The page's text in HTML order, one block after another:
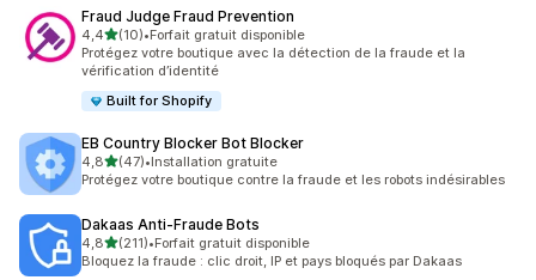
Fraud Judge Fraud Prevention
4,4étoile(s) sur 5
(10)
10 avis au total
•Forfait gratuit disponible
Protégez votre boutique avec la détection de la fraude et la
vérification d’identité
Built for Shopify
EB Country Blocker Bot Blocker
4,8étoile(s) sur 5
(47)
47 avis au total
•Installation gratuite
Protégez votre boutique contre la fraude et les robots indésirables
Dakaas Anti‑Fraude Bots
4,8étoile(s) sur 5
(211)
211 avis au total
•Forfait gratuit disponible
Bloquez la fraude : clic droit, IP et pays bloqués par Dakaas